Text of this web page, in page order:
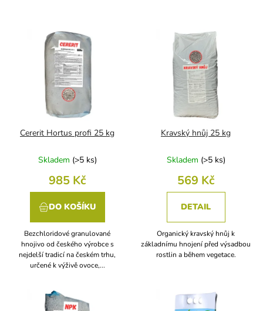
Cererit Hortus profi 25 kg
Skladem (>5 ks)
985 Kč
DO KOŠÍKU
Bezchloridové granulované
hnojivo od českého výrobce s
nejdelší tradicí na českém trhu,
určené k výživě ovoce,...
Kravský hnůj 25 kg
Skladem (>5 ks)
569 Kč
DETAIL
Organický kravský hnůj k
základnímu hnojení před výsadbou
rostlin a během vegetace.